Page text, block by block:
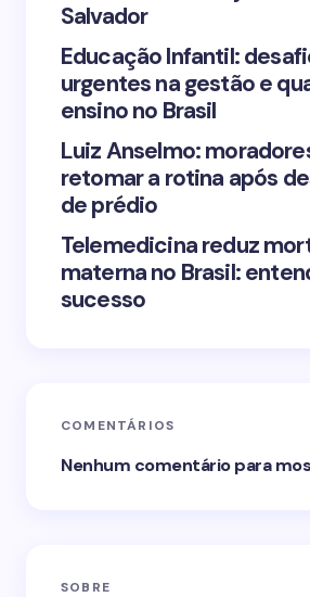
Save my name and email in this
Submit
Salvador
Educação Infantil:
urgentes na gestão e
ensino no Brasil
Luiz Anselmo:
retomar a rotina após
de prédio
Telemedicina reduz
materna no Brasil:
sucesso
COMENTÁRIOS
Nenhum comentário para
SOBRE